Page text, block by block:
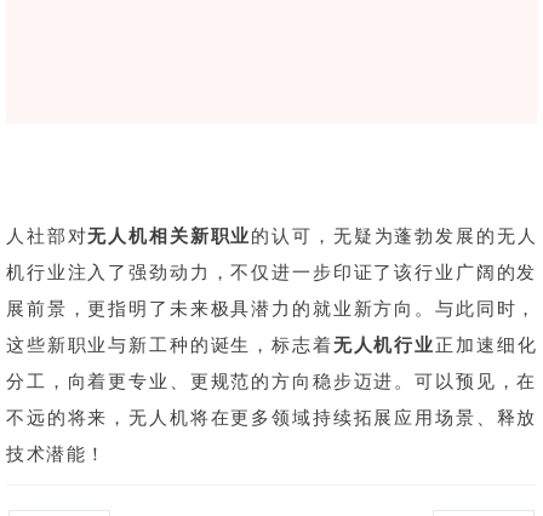
人社部对无人机相关新职业的认可，无疑为蓬勃发展的无人
机行业注入了强劲动力，不仅进一步印证了该行业广阔的发
展前景，更指明了未来极具潜力的就业新方向。与此同时，
这些新职业与新工种的诞生，标志着无人机行业正加速细化
分工，向着更专业、更规范的方向稳步迈进。可以预见，在
不远的将来，无人机将在更多领域持续拓展应用场景、释放
技术潜能！